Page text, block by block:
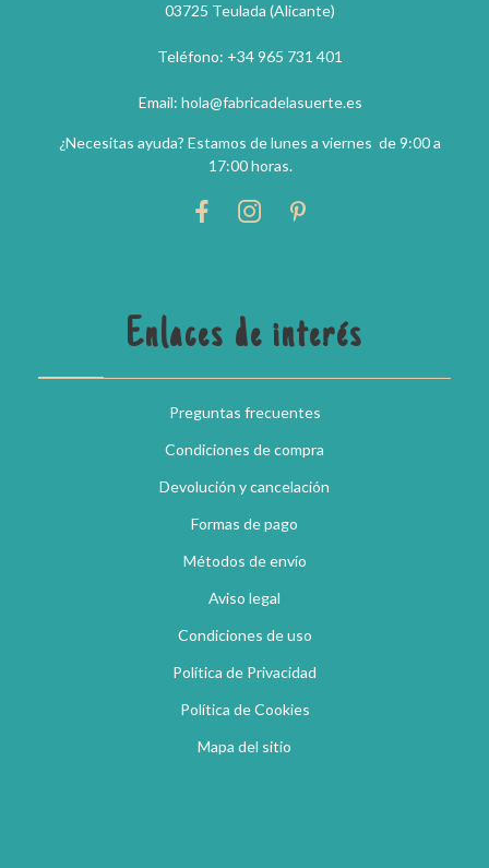
03725 Teulada (Alicante)
Teléfono: +34 965 731 401
Email: hola@fabricadelasuerte.es
¿Necesitas ayuda? Estamos de lunes a viernes de 9:00 a
17:00 horas.
Enlaces de interés
Preguntas frecuentes
Condiciones de compra
Devolución y cancelación
Formas de pago
Métodos de envío
Aviso legal
Condiciones de uso
Política de Privacidad
Política de Cookies
Mapa del sitio